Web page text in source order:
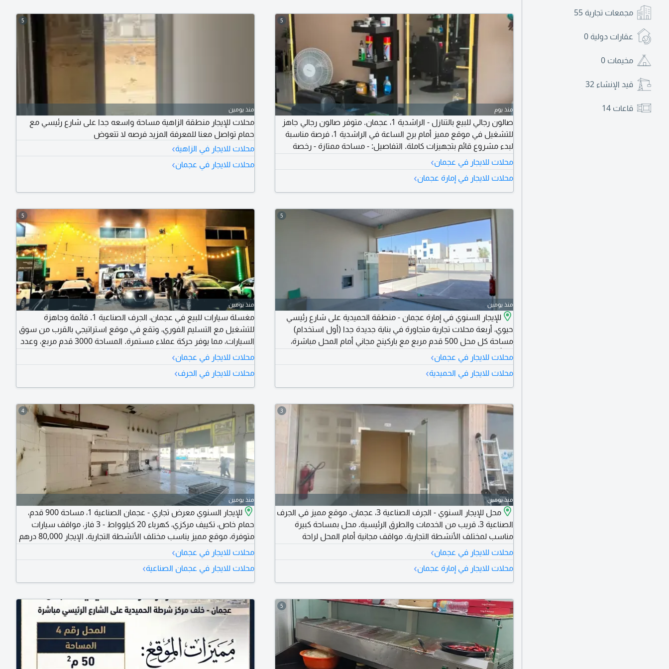
مجمعات تجارية 55
عقارات دولية 0
مخيمات 0
قيد الإنشاء 32
قاعات 14
5
منذ يوم
صالون رجالي للبيع بالتنازل - الراشدية 1، عجمان. متوفر صالون رجالي جاهز
للتشغيل في موقع مميز أمام برج الساعة في الراشدية 1، فرصة مناسبة
لبدء مشروع قائم بتجهيزات كاملة. التفاصيل: - مساحة ممتازة - رخصة
سارية حتى 2027 - 6 كراسي شعر - حمام مغربي - قسم باديكير - منطقة
انتظار - تجهيز كامل للمحل الموقع: الراشدية 1 - أمام برج الساعة الإيجار
السنوي: 50000 درهم قيمة التنازل: 120000 درهم للتواصل
محلات للايجار في عجمان›
محلات للايجار في إمارة عجمان›
5
منذ يومين
محلات للإيجار منطقة الزاهية مساحة واسعه جدا على شارع رئيسي مع
حمام تواصل معنا للمعرفة المزيد فرصه لا تتعوض
محلات للايجار في الزاهية›
محلات للايجار في عجمان›
5
منذ يومين
للإيجار السنوي في إمارة عجمان - منطقة الحميدية على شارع رئيسي
حيوي، أربعة محلات تجارية متجاورة في بناية جديدة جدا (أول استخدام)
مساحة كل محل 500 قدم مربع مع باركينج مجاني أمام المحل مباشرة،
والتأمين شيك ضمان غير مصروف، فرصة مميزة لمختلف الأنشطة التجارية
في موقع استراتيجي وحيوي
محلات للايجار في عجمان›
محلات للايجار في الحميدية›
5
منذ يومين
مغسلة سيارات للبيع في عجمان، الجرف الصناعية 1. قائمة وجاهزة
للتشغيل مع التسليم الفوري، وتقع في موقع استراتيجي بالقرب من سوق
السيارات، مما يوفر حركة عملاء مستمرة. المساحة 3000 قدم مربع، وعدد
استثمارية مناسبة لمن يرغب في الدخول إلى مشروع قائم وجاهز للعمل.
سعر البيع 180000 درهم.
محلات للايجار في عجمان›
محلات للايجار في الجرف›
3
منذ يومين
محل للإيجار السنوي - الجرف الصناعية 3، عجمان. موقع مميز في الجرف
الصناعية 3، قريب من الخدمات والطرق الرئيسية. محل بمساحة كبيرة
مناسب لمختلف الأنشطة التجارية. مواقف مجانية أمام المحل لراحة
العملاء. الإيجار السنوي 16000 درهم.
محلات للايجار في عجمان›
محلات للايجار في إمارة عجمان›
4
منذ يومين
للإيجار السنوي معرض تجاري - عجمان الصناعية 1، مساحة 900 قدم،
حمام خاص، تكييف مركزي، كهرباء 20 كيلوواط - 3 فاز، مواقف سيارات
متوفرة، موقع مميز يناسب مختلف الأنشطة التجارية. الإيجار 80,000 درهم
سنويًا، والدفع على 4 دفعات. للمعاينة والاستفسار: بتاع - التجاري.
محلات للايجار في عجمان›
محلات للايجار في عجمان الصناعية›
5